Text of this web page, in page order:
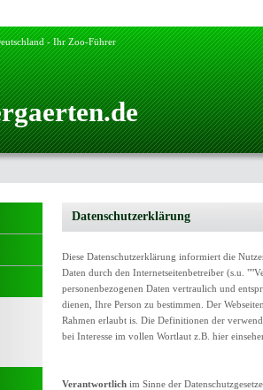
- Ihr Zoo-Führer
Datenschutzerklärung
Diese Datenschutzerklärung informiert die
Daten durch den Internetseitenbetreiber (s.u.
personenbezogenen Daten vertraulich und
dienen, Ihre Person zu bestimmen. Der
Rahmen erlaubt is. Die Definitionen der
bei Interesse im vollen Wortlaut z.B. hier
Verantwortlichim Sinne der